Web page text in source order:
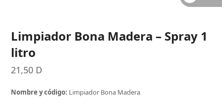
Limpiador Bona Madera – Spray 1
litro
21,50 D
Nombre y código: Limpiador Bona Madera
Uruguayos